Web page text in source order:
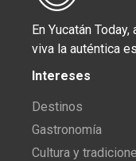
En Yucatán
viva la auténtica
Intereses
Destinos
Gastronomía
Cultura y